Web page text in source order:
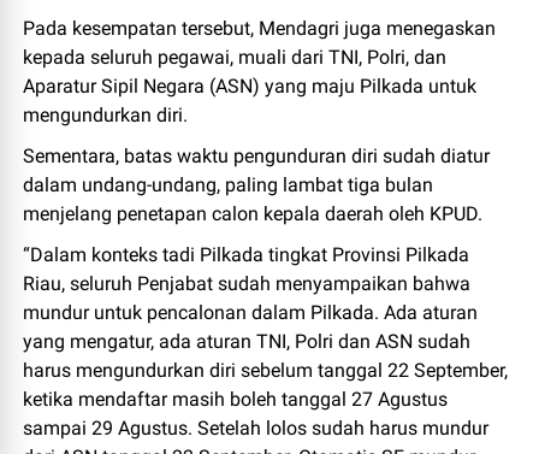
Pada kesempatan tersebut, Mendagri juga menegaskan
kepada seluruh pegawai, muali dari TNI, Polri, dan
Aparatur Sipil Negara (ASN) yang maju Pilkada untuk
mengundurkan diri.
Sementara, batas waktu pengunduran diri sudah diatur
dalam undang-undang, paling lambat tiga bulan
menjelang penetapan calon kepala daerah oleh KPUD.
“Dalam konteks tadi Pilkada tingkat Provinsi Pilkada
Riau, seluruh Penjabat sudah menyampaikan bahwa
mundur untuk pencalonan dalam Pilkada. Ada aturan
yang mengatur, ada aturan TNI, Polri dan ASN sudah
harus mengundurkan diri sebelum tanggal 22 September,
ketika mendaftar masih boleh tanggal 27 Agustus
sampai 29 Agustus. Setelah lolos sudah harus mundur